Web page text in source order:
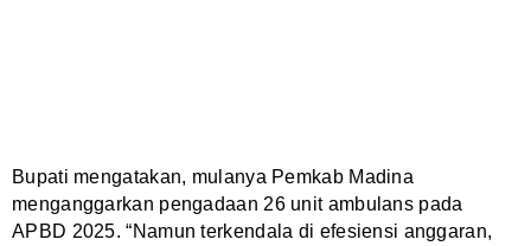
Bupati mengatakan, mulanya Pemkab Madina
menganggarkan pengadaan 26 unit ambulans pada
APBD 2025. “Namun terkendala di efesiensi anggaran,